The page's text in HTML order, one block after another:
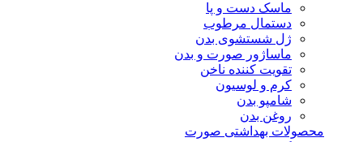
ماسک دست و پا
دستمال مرطوب
ژل شستشوی بدن
ماساژور صورت و بدن
تقویت کننده ناخن
کرم و لوسیون
شامپو بدن
روغن بدن
محصولات بهداشتی صورت